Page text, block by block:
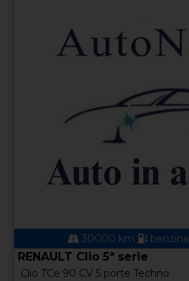
30000 km benzina
RENAULT Clio 5ª serie
Clio TCe 90 CV 5 porte Techno